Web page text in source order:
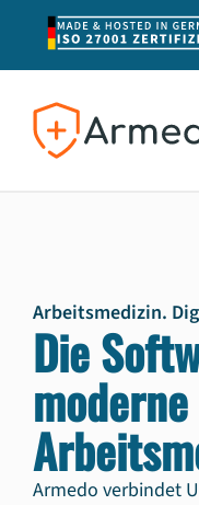
Arbeitsmedizin.
Die
moderne
Armedo verbindet